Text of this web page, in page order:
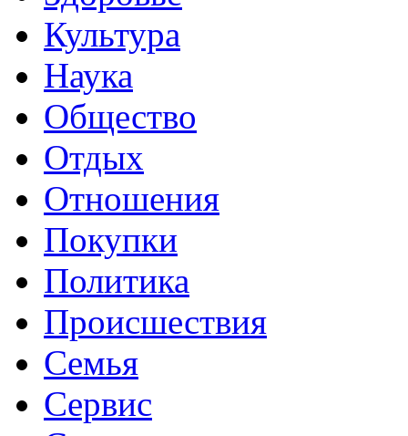
Культура
Наука
Общество
Отдых
Отношения
Покупки
Политика
Происшествия
Семья
Сервис